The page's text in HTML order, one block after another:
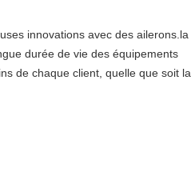
innovations avec des ailerons.la
durée de vie des équipements
de chaque client, quelle que soit la